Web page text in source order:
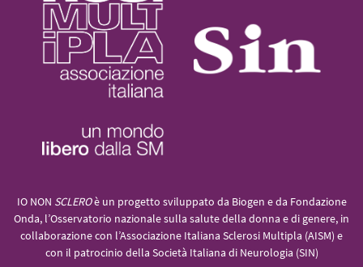
IO NON SCLEROè un progetto sviluppato da Biogen e da Fondazione
Onda, l’Osservatorio nazionale sulla salute della donna e di genere, in
collaborazione con l’Associazione Italiana Sclerosi Multipla (AISM) e
con il patrocinio della Società Italiana di Neurologia (SIN)